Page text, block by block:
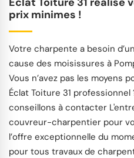
prix minimes !
Votre charpente a besoin
cause des moisissures à
Vous n’avez pas les moyens
Éclat Toiture 31
conseillons à contacter
couvreur-charpentier pour
l’offre exceptionnelle du
pour tous travaux de